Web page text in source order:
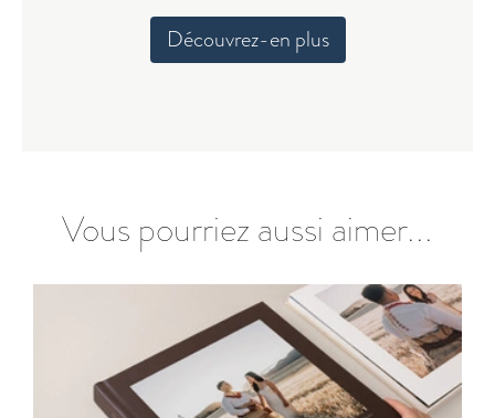
Découvrez-en plus
Vous pourriez aussi aimer...